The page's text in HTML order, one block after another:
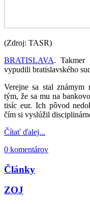
(Zdroj: TASR)
BRATISLAVA.
vypudili bratislavského
Verejne sa stal
tým, že sa mu na
tisíc eur. Ich pôvod
čím si vyslúžil
Čítať ďalej...
0 komentárov
Články
ZOJ